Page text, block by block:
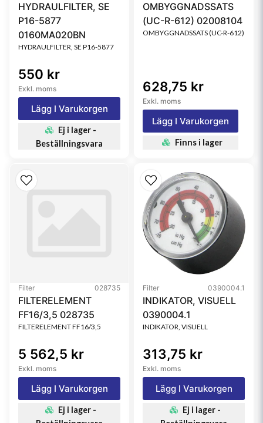
HYDRAULFILTER, SE
P16-5877
0160MA020BN
HYDRAULFILTER, SE P16-5877
550 kr
Exkl. moms
Lägg I Varukorgen
Ej i lager -
Beställningsvara
OMBYGGNADSSATS
(UC-R-612) 02008104
OMBYGGNADSSATS (UC-R-612)
628,75 kr
Exkl. moms
Lägg I Varukorgen
Finns i lager
Filter 028735
FILTERELEMENT
FF16/3,5 028735
FILTERELEMENT FF16/3,5
5 562,5 kr
Exkl. moms
Lägg I Varukorgen
Ej i lager -
Filter 0390004.1
INDIKATOR, VISUELL
0390004.1
INDIKATOR, VISUELL
313,75 kr
Exkl. moms
Lägg I Varukorgen
Ej i lager -